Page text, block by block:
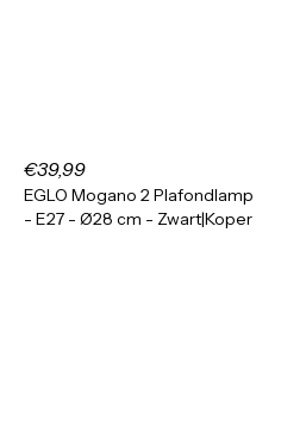
€39,99
EGLO Mogano 2 Plafondlamp
- E27 - Ø28 cm - Zwart|Koper